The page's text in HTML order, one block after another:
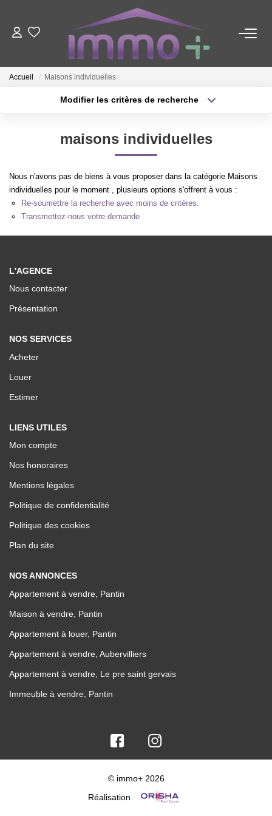
ACHETER
LOUER
FAIRE GÉRER
NOTRE AGENCE
Nous Contacter
Accueil Maisons individuelles
Modifier les critères de recherche
Type de bien
Budget max Plus de critères
maisons individuelles
Nous n'avons pas de biens à vous proposer dans la catégorie Maisons
individuelles pour le moment , plusieurs options s'offrent à vous :
Re-soumettre la recherche avec moins de critères.
Transmettez-nous votre demande
L'AGENCE
Nous contacter
Présentation
NOS SERVICES
Acheter
Louer
Estimer
LIENS UTILES
Mon compte
Nos honoraires
Mentions légales
Politique de confidentialité
Politique des cookies
Plan du site
NOS ANNONCES
Appartement à vendre, Pantin
Maison à vendre, Pantin
Appartement à louer, Pantin
Appartement à vendre, Aubervilliers
Appartement à vendre, Le pre saint gervais
Immeuble à vendre, Pantin
© immo+ 2026
Réalisation